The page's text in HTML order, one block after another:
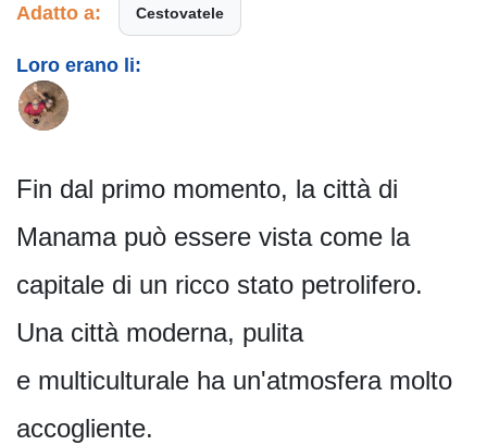
Adatto a: Cestovatele
Loro erano li:
Fin dal primo momento, la città di
Manama può essere vista come la
capitale di un ricco stato petrolifero.
Una città moderna, pulita
e multiculturale ha un'atmosfera molto
accogliente.